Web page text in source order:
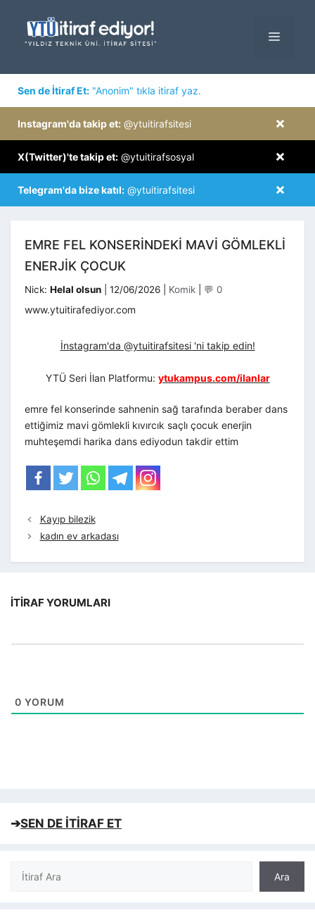
MENÜ
Sen de İtiraf Et: "Anonim" tıkla itiraf yaz.
×
Instagram'da takip et: @ytuitirafsitesi
×
X(Twitter)'te takip et: @ytuitirafsosyal
×
Telegram'da bize katıl: @ytuitirafsitesi
EMRE FEL KONSERINDEKI MAVI GÖMLEKLI
ENERJIK ÇOCUK
Nick: Helal olsun 12/06/2026 Kategoriler
Komik 💬 0
www.ytuitirafediyor.com
İnstagram'da @ytuitirafsitesi 'ni takip edin!
YTÜ Seri İlan Platformu: ytukampus.com/ilanlar
emre fel konserinde sahnenin sağ tarafında beraber dans
ettiğimiz mavi gömlekli kıvırcık saçlı çocuk enerjin
muhteşemdi harika dans ediyodun takdir ettim
Kayıp bilezik
kadın ev arkadası
İTIRAF YORUMLARI
0 YORUM
➔SEN DE İTİRAF ET
Ara
Ara